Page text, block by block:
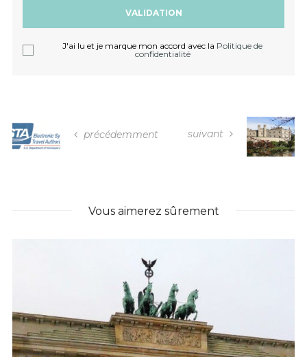
J'ai lu et je marque mon accord avec la Politique de
confidentialité
précédemment suivant
Vous aimerez sûrement